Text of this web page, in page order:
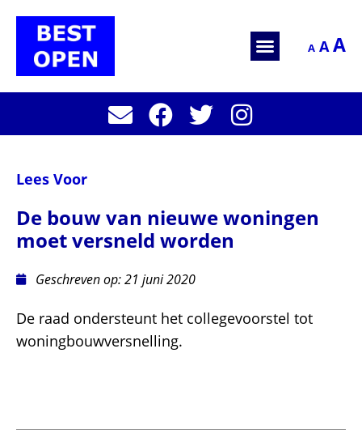
A A A
Lees Voor
De bouw van nieuwe woningen
moet versneld worden
Geschreven op:21 juni 2020
De raad ondersteunt het collegevoorstel tot
woningbouwversnelling.